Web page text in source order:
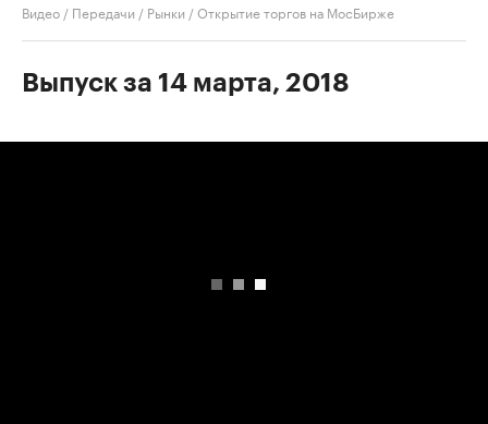
Видео / Передачи / Рынки /Открытие торгов на МосБирже
Выпуск за 14 марта, 2018